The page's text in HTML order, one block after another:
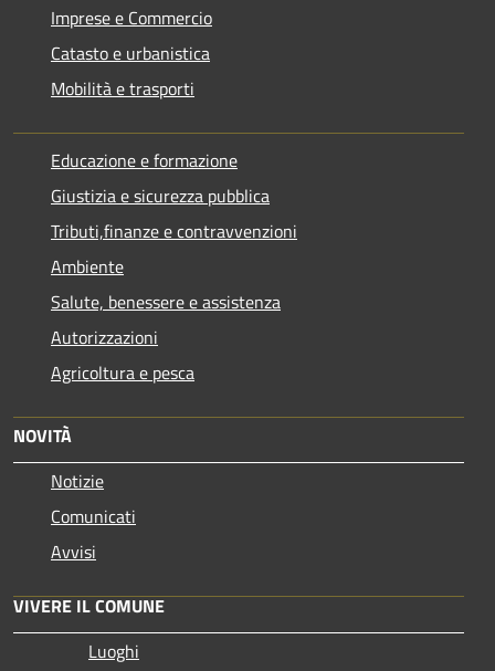
Imprese e Commercio
Catasto e urbanistica
Mobilità e trasporti
Educazione e formazione
Giustizia e sicurezza pubblica
Tributi,finanze e contravvenzioni
Ambiente
Salute, benessere e assistenza
Autorizzazioni
Agricoltura e pesca
NOVITÀ
Notizie
Comunicati
Avvisi
VIVERE IL COMUNE
Luoghi